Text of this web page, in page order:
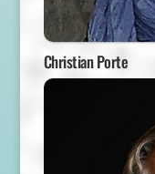
Christian Porte